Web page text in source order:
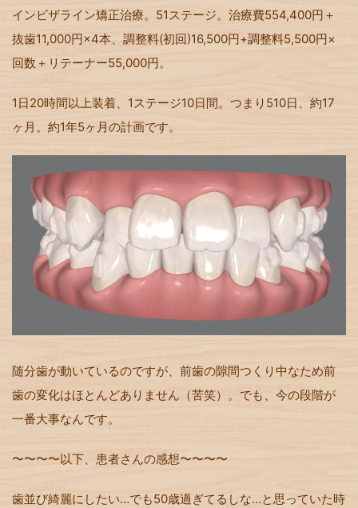
インビザライン矯正治療。51ステージ。治療費554,400円＋
抜歯11,000円×4本、調整料(初回)16,500円+調整料5,500円×
回数＋リテーナー55,000円。
1日20時間以上装着、1ステージ10日間。つまり510日、約17
ヶ月。約1年5ヶ月の計画です。
随分歯が動いているのですが、前歯の隙間つくり中なため前
歯の変化はほとんどありません（苦笑）。でも、今の段階が
一番大事なんです。
〜〜〜〜以下、患者さんの感想〜〜〜〜
歯並び綺麗にしたい…でも50歳過ぎてるしな…と思っていた時